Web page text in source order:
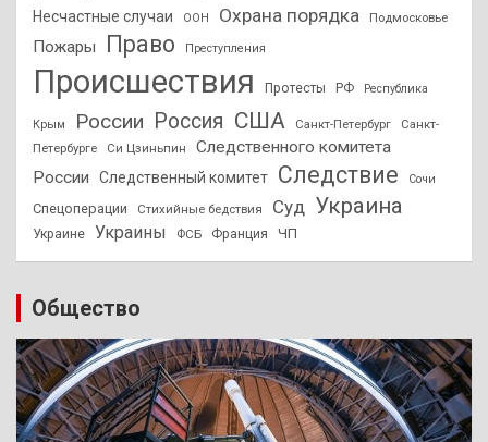
Несчастные случаи ООН Охрана порядка Подмосковье
Пожары Право Преступления
Происшествия Протесты РФ Республика
Крым России Россия США Санкт-Петербург
Санкт-
Петербурге
Си Цзиньпин
Следственного комитета
России
Следственный комитет Следствие Сочи
Спецоперации Стихийные бедствия Суд Украина
Украине Украины ФСБ Франция ЧП
Общество